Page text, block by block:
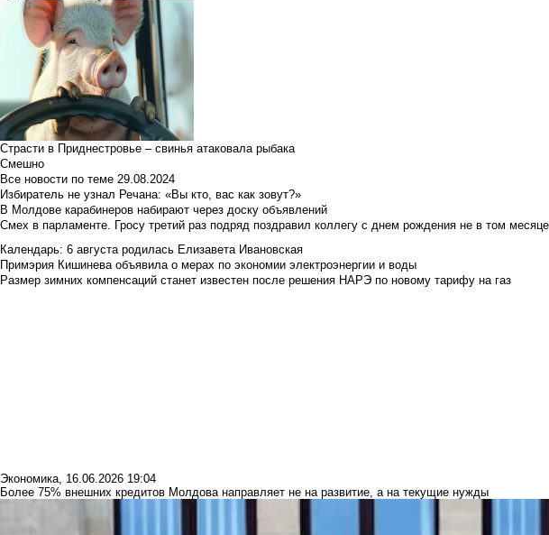
Страсти в Приднестровье – свинья атаковала рыбака
Смешно
Все новости по теме 29.08.2024
Избиратель не узнал Речана: «Вы кто, вас как зовут?»
В Молдове карабинеров набирают через доску объявлений
Смех в парламенте. Гросу третий раз подряд поздравил коллегу с днем рождения не в том месяце
Календарь: 6 августа родилась Елизавета Ивановская
Примэрия Кишинева объявила о мерах по экономии электроэнергии и воды
Размер зимних компенсаций станет известен после решения НАРЭ по новому тарифу на газ
Экономика, 16.06.2026 19:04
Более 75% внешних кредитов Молдова направляет не на развитие, а на текущие нужды